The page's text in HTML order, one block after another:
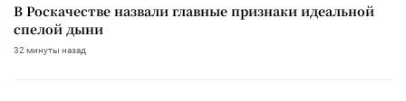
В Роскачестве назвали главные признаки идеальной
спелой дыни
32 минуты назад